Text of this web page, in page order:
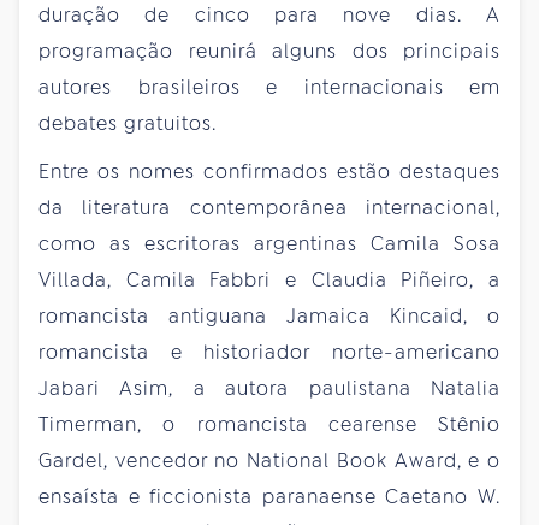
duração de cinco para nove dias. A
programação reunirá alguns dos principais
autores brasileiros e internacionais em
debates gratuitos.
Entre os nomes confirmados estão destaques
da literatura contemporânea internacional,
como as escritoras argentinas Camila Sosa
Villada, Camila Fabbri e Claudia Piñeiro, a
romancista antiguana Jamaica Kincaid, o
romancista e historiador norte-americano
Jabari Asim, a autora paulistana Natalia
Timerman, o romancista cearense Stênio
Gardel, vencedor no National Book Award, e o
ensaísta e ficcionista paranaense Caetano W.